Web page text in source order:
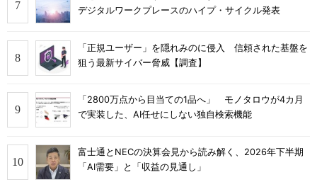
デジタルワークプレースのハイプ・サイクル発表
「正規ユーザー」を隠れみのに侵入 信頼された基盤を
狙う最新サイバー脅威【調査】
「2800万点から目当ての1品へ」 モノタロウが4カ月
で実装した、AI任せにしない独自検索機能
富士通とNECの決算会見から読み解く、2026年下半期
「AI需要」と「収益の見通し」